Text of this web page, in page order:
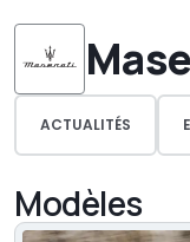
ACTUALITÉS
Modèles